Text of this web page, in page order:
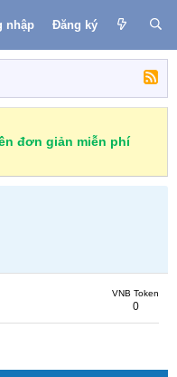
nhập Đăng ký
đơn giản miễn phí
VNB Token
0